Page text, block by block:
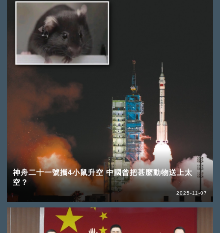
神舟二十一號攜4小鼠升空 中國曾把甚麼動物送上太
空？
2025-11-07